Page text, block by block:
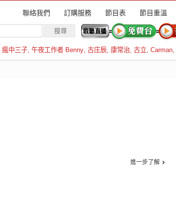
聯絡我們 訂購服務 節目表 節目重溫
瘋中三子, 午夜工作者 Benny, 古庄辰, 康常治, 古立, Carman,
進一步了解